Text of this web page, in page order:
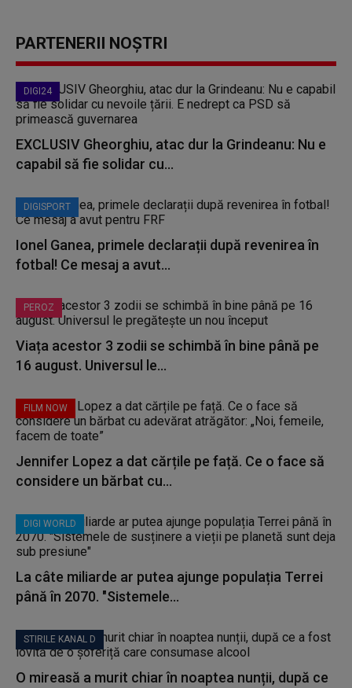
PARTENERII NOȘTRI
DIGI24
EXCLUSIV Gheorghiu, atac dur la Grindeanu: Nu e
capabil să fie solidar cu...
DIGISPORT
Ionel Ganea, primele declarații după revenirea în
fotbal! Ce mesaj a avut...
PEROZ
Viața acestor 3 zodii se schimbă în bine până pe
16 august. Universul le...
FILM NOW
Jennifer Lopez a dat cărțile pe față. Ce o face să
considere un bărbat cu...
DIGI WORLD
La câte miliarde ar putea ajunge populația Terrei
până în 2070. "Sistemele...
STIRILE KANAL D
O mireasă a murit chiar în noaptea nunții, după ce